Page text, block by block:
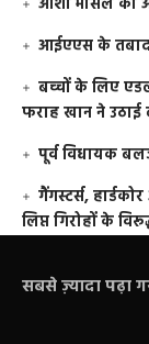
आशा भोसले का
आईएएस के
बच्चों के लिए
फराह खान ने
पूर्व विधायक
गैंगस्टर्स,
लिप्त गिरोहों के
सबसे ज़्यादा पढ़ा